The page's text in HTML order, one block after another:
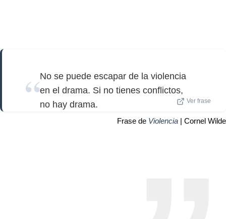
No se puede escapar de la violencia
en el drama. Si no tienes conflictos,
no hay drama.
Ver frase
Frase de Violencia | Cornel Wilde